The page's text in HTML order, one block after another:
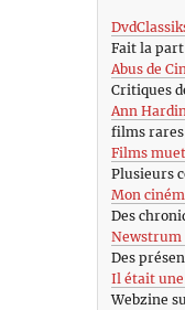
Fait la part
Abus de
Critiques
Ann
films rares
Films
Plusieurs
Mon
Des
Newstrum
Des
Il était une
Webzine